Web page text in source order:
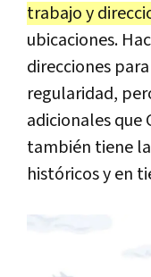
trabajo y
ubicaciones.
direcciones
regularidad,
adicionales que
también tiene
históricos y en